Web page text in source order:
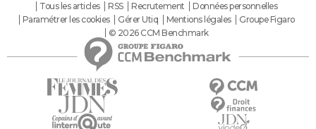
Tous les articles
RSS Recrutement
Données personnelles
Paramétrer les cookies
Gérer Utiq Mentions légales
Groupe Figaro
© 2026 CCM Benchmark